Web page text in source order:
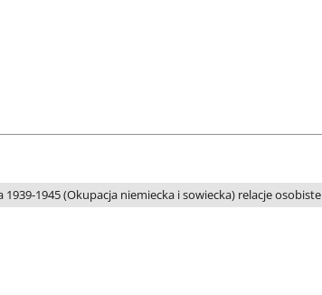
1939-1945 (Okupacja niemiecka i sowiecka) relacje osobiste